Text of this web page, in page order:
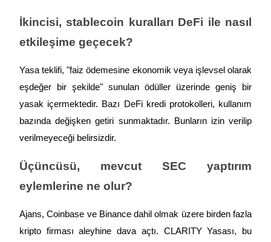
BTC Welcome Rewards
Deposit & Trade BTC to Share 25000 USDT prize pool!
Deposit CASHCAT & Win
Share 500000 CASHCAT prize pool
Exclusive for BitMart Users
Register & Trade to Win 500,000 USDT
İkincisi, stablecoin kuralları DeFi ile nasıl
etkileşime geçecek?
Yasa teklifi, "faiz ödemesine ekonomik veya işlevsel olarak
eşdeğer bir şekilde" sunulan ödüller üzerinde geniş bir
yasak içermektedir. Bazı DeFi kredi protokolleri, kullanım
bazında değişken getiri sunmaktadır. Bunların izin verilip
verilmeyeceği belirsizdir.
Üçüncüsü, mevcut SEC yaptırım
eylemlerine ne olur?
Ajans, Coinbase ve Binance dahil olmak üzere birden fazla
kripto firması aleyhine dava açtı. CLARITY Yasası, bu